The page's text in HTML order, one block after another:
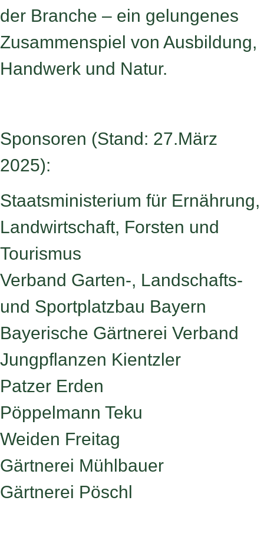
der Branche – ein gelungenes
Zusammenspiel von Ausbildung,
Handwerk und Natur.
Sponsoren (Stand: 27.März
2025):
Staatsministerium für Ernährung,
Landwirtschaft, Forsten und
Tourismus
Verband Garten-, Landschafts-
und Sportplatzbau Bayern
Bayerische Gärtnerei Verband
Jungpflanzen Kientzler
Patzer Erden
Pöppelmann Teku
Weiden Freitag
Gärtnerei Mühlbauer
Gärtnerei Pöschl